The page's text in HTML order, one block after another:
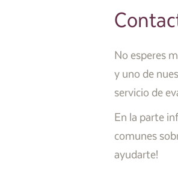
No esperes
y uno de
servicio de
En la parte
comunes
ayudarte!